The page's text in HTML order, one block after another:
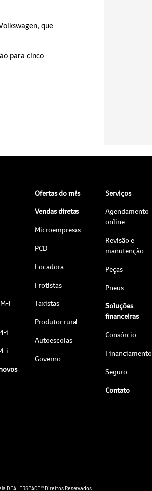
que
para cinco
i
i
i
Ofertas do mês
Vendas diretas
Microempresas
PCD
Locadora
Frotistas
Taxistas
Produtor rural
Autoescolas
Governo
Serviços
Agendamento
online
Revisão e
manutenção
Peças
Pneus
Soluções
financeiras
Consórcio
Financiamento
Seguro
Contato
DEALERSPACE ® Direitos Reservados.